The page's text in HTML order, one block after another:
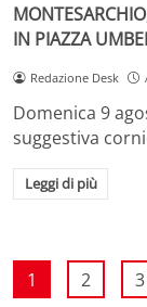
IN PIAZZA
Redazione Desk
Domenica 9
suggestiva
Leggi di più
1 2 3